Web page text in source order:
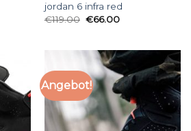
jordan 6 infra red
€119.00 €66.00
Angebot!